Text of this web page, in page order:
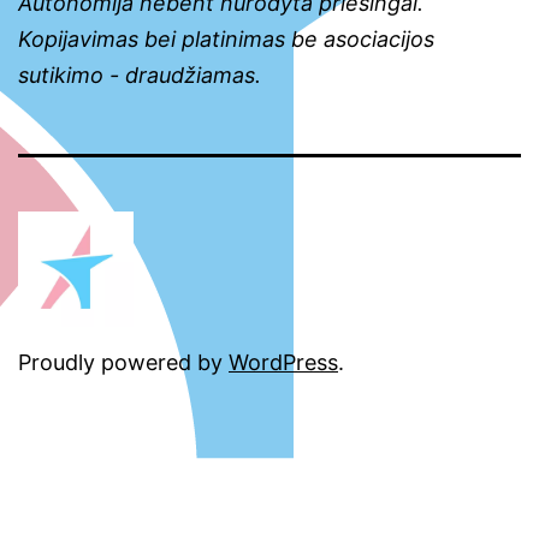
Kopijavimas bei platinimas be asociacijos
sutikimo - draudžiamas.
Proudly powered by WordPress.